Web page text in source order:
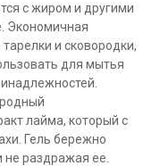
с жиром и другими
Экономичная
и сковородки,
для мытья
лайма, который с
Гель бережно
не раздражая ее.